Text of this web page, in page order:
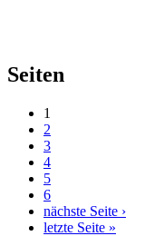
Seiten
1
2
3
4
5
6
nächste Seite ›
letzte Seite »